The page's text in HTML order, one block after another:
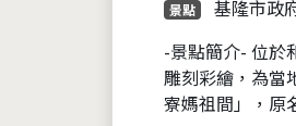
景點
基隆市政
-景點簡介- 位於
雕刻彩繪，為當
寮媽祖間」，原